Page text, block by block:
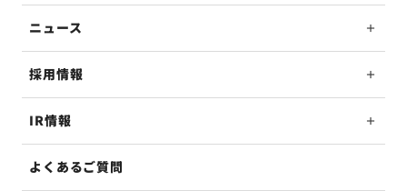
ニュース
採用情報
IR情報
よくあるご質問